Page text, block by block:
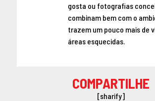
gosta ou fotografias
combinam bem com o
trazem um pouco mais de
áreas esquecidas.
COMPARTILHE
[sharify]